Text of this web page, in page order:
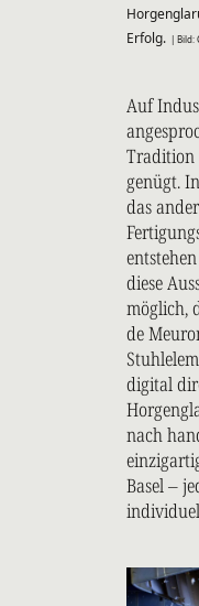
Erfolg. | Bild:
Auf
Tradition
genügt.
das
diese
möglich,
de
digital
nach
Basel –